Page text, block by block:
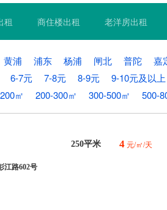
租 商住楼出租 老洋房出租
黄浦 浦东 杨浦 闸北 普陀 嘉
6-7元 7-8元 8-9元
9-10元及以上
㎡ 200-300㎡ 300-500㎡ 500-
江路602号
250平米 4 元/㎡/天